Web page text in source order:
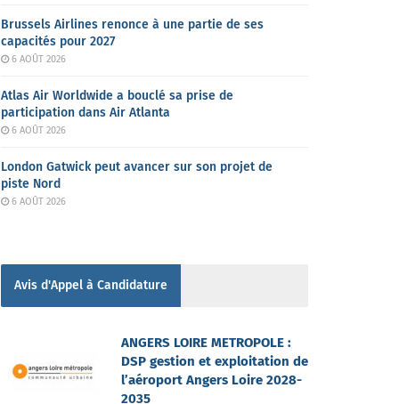
Brussels Airlines renonce à une partie de ses
capacités pour 2027
6 AOÛT 2026
Atlas Air Worldwide a bouclé sa prise de
participation dans Air Atlanta
6 AOÛT 2026
London Gatwick peut avancer sur son projet de
piste Nord
6 AOÛT 2026
Avis d'Appel à Candidature
ANGERS LOIRE METROPOLE :
DSP gestion et exploitation de
l’aéroport Angers Loire 2028-
2035